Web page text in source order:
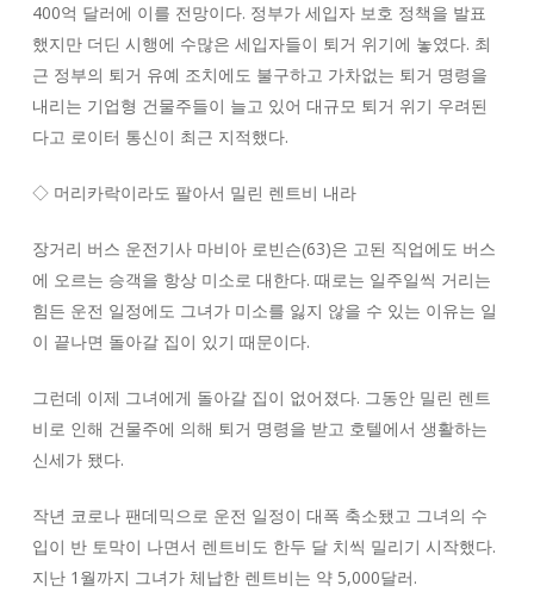
400억 달러에 이를 전망이다. 정부가 세입자 보호 정책을 발표
했지만 더딘 시행에 수많은 세입자들이 퇴거 위기에 놓였다. 최
근 정부의 퇴거 유예 조치에도 불구하고 가차없는 퇴거 명령을
내리는 기업형 건물주들이 늘고 있어 대규모 퇴거 위기 우려된
다고 로이터 통신이 최근 지적했다.
◇ 머리카락이라도 팔아서 밀린 렌트비 내라
장거리 버스 운전기사 마비아 로빈슨(63)은 고된 직업에도 버스
에 오르는 승객을 항상 미소로 대한다. 때로는 일주일씩 거리는
힘든 운전 일정에도 그녀가 미소를 잃지 않을 수 있는 이유는 일
이 끝나면 돌아갈 집이 있기 때문이다.
그런데 이제 그녀에게 돌아갈 집이 없어졌다. 그동안 밀린 렌트
비로 인해 건물주에 의해 퇴거 명령을 받고 호텔에서 생활하는
신세가 됐다.
작년 코로나 팬데믹으로 운전 일정이 대폭 축소됐고 그녀의 수
입이 반 토막이 나면서 렌트비도 한두 달 치씩 밀리기 시작했다.
지난 1월까지 그녀가 체납한 렌트비는 약 5,000달러.